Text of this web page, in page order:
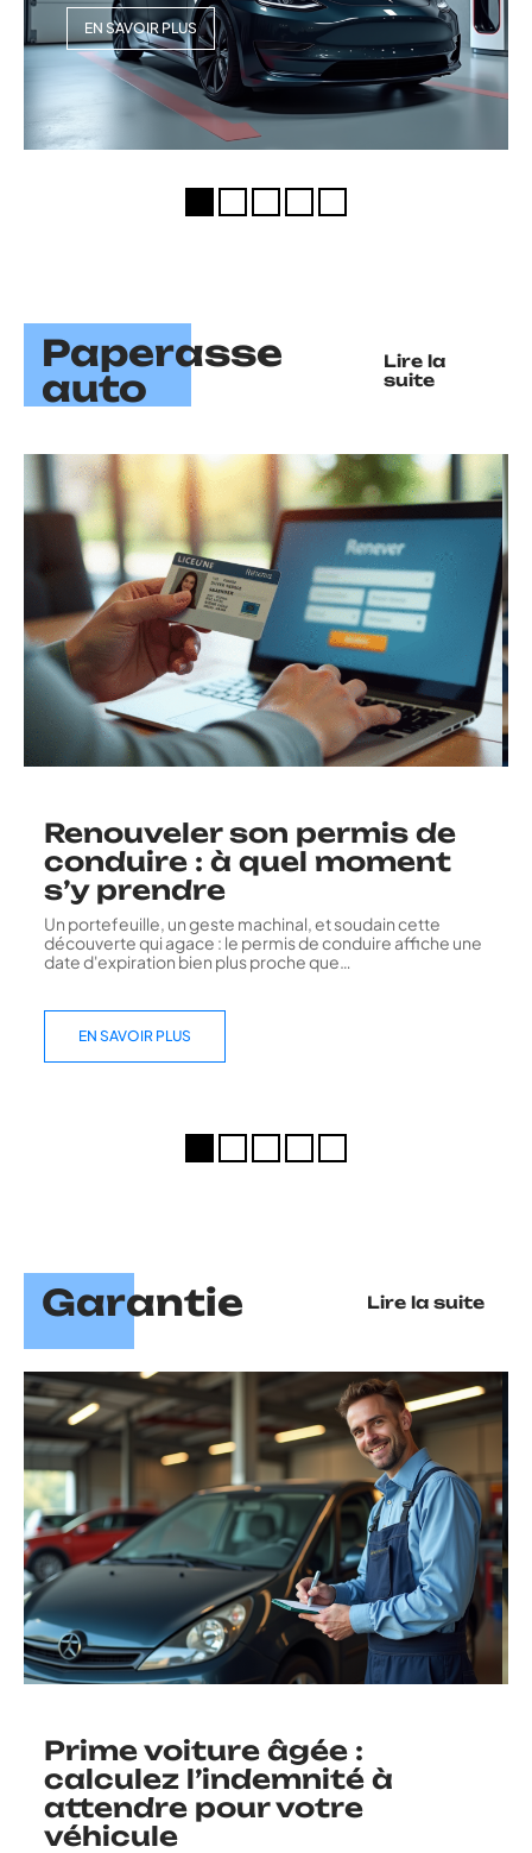
EN SAVOIR PLUS
Paperasse
auto
Lire la
suite
Renouveler son permis de
conduire : à quel moment
s’y prendre
Un portefeuille, un geste machinal, et soudain cette
découverte qui agace : le permis de conduire affiche une
date d'expiration bien plus proche que…
EN SAVOIR PLUS
Garantie Lire la suite
Prime voiture âgée :
calculez l’indemnité à
attendre pour votre
véhicule